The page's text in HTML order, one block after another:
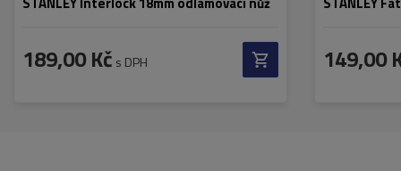
189,00 Kč s DPH 149,00